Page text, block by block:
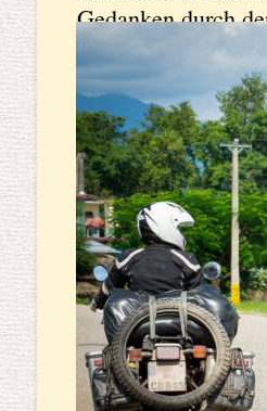
Gedanken durch
selbst helfen kann
Malaria oder
Pakistan
und man wischte
sind für mehrere
er einfach nicht
Der
letzten Tage so
er mit seinen
wieder zusammen
niemand von uns
richtige Platz um
dem Zimmer.